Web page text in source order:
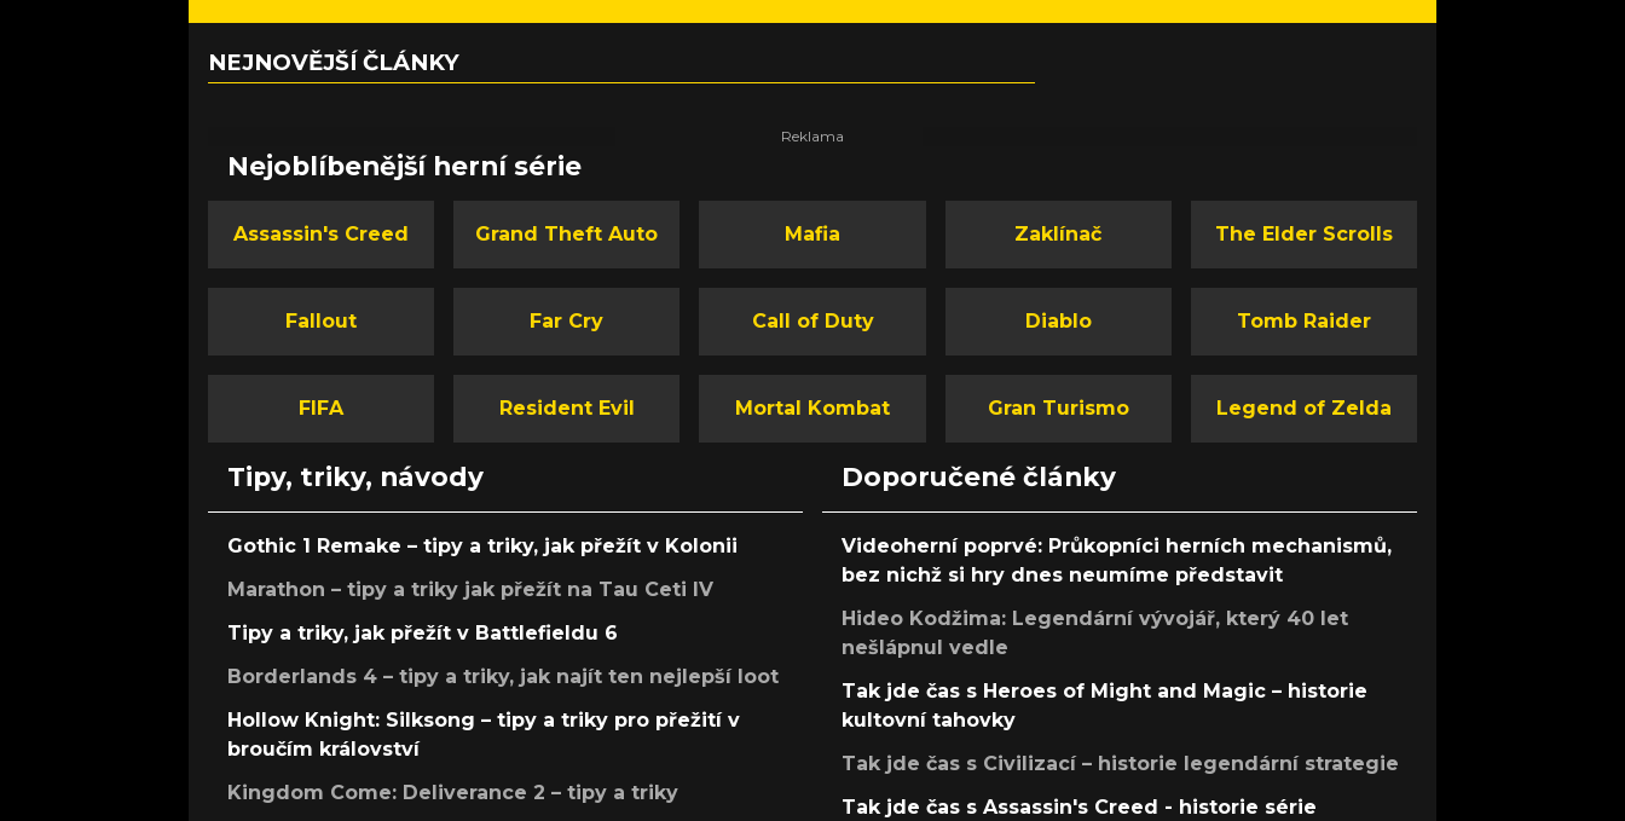
NEJNOVĚJŠÍ ČLÁNKY
Nejoblíbenější herní série
Assassin's Creed Grand Theft Auto Mafia Zaklínač The Elder Scrolls
Fallout Far Cry Call of Duty Diablo Tomb Raider
FIFA Resident Evil Mortal Kombat Gran Turismo Legend of Zelda
Tipy, triky, návody
Gothic 1 Remake – tipy a triky, jak přežít v Kolonii
Marathon – tipy a triky jak přežít na Tau Ceti IV
Tipy a triky, jak přežít v Battlefieldu 6
Borderlands 4 – tipy a triky, jak najít ten nejlepší loot
Hollow Knight: Silksong – tipy a triky pro přežití v
broučím království
Kingdom Come: Deliverance 2 – tipy a triky
Doporučené články
Videoherní poprvé: Průkopníci herních mechanismů,
bez nichž si hry dnes neumíme představit
Hideo Kodžima: Legendární vývojář, který 40 let
nešlápnul vedle
Tak jde čas s Heroes of Might and Magic – historie
kultovní tahovky
Tak jde čas s Civilizací – historie legendární strategie
Tak jde čas s Assassin's Creed - historie série